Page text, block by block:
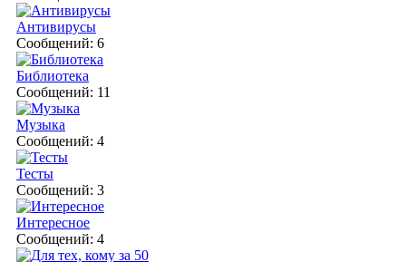
Антивирусы
Сообщений: 6
Библиотека
Сообщений: 11
Музыка
Сообщений: 4
Тесты
Сообщений: 3
Интересное
Сообщений: 4